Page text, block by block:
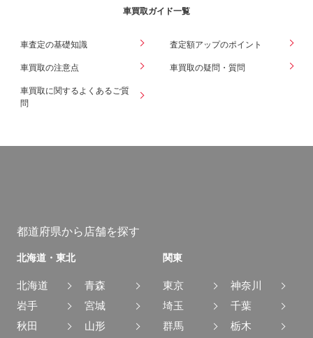
車買取ガイド一覧
車査定の基礎知識 査定額アップのポイント
車買取の注意点 車買取の疑問・質問
車買取に関するよくあるご質
問
都道府県から店舗を探す
北海道・東北
北海道
青森
岩手
宮城
秋田
山形
関東
東京
神奈川
埼玉
千葉
群馬
栃木